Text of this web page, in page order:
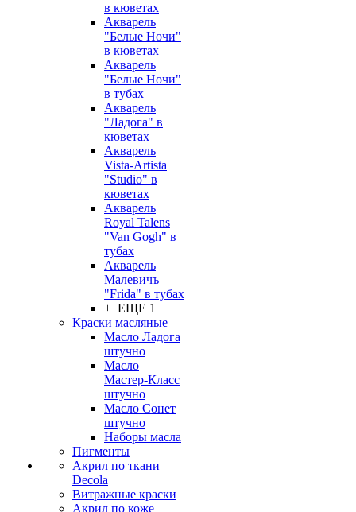
в кюветах
Акварель
"Белые Ночи"
в кюветах
Акварель
"Белые Ночи"
в тубах
Акварель
"Ладога" в
кюветах
Акварель
Vista-Artista
"Studio" в
кюветах
Акварель
Royal Talens
"Van Gogh" в
тубах
Акварель
Малевичъ
"Frida" в тубах
+ ЕЩЕ 1
Краски масляные
Масло Ладога
штучно
Масло
Мастер-Класс
штучно
Масло Сонет
штучно
Наборы масла
Пигменты
Акрил по ткани
Decola
Витражные краски
Акрил по коже